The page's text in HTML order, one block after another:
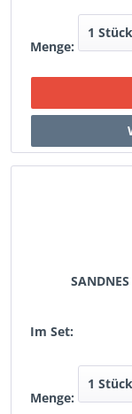
Menge:
Im Set:
Menge: